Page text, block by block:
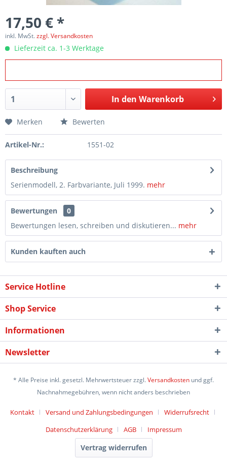
17,50 € *
inkl. MwSt.zzgl. Versandkosten
Lieferzeit ca. 1-3 Werktage
In den Warenkorb
Merken Bewerten
Artikel-Nr.: 1551-02
Beschreibung
Serienmodell, 2. Farbvariante, Juli 1999. mehr
Bewertungen
0
Bewertungen lesen, schreiben und diskutieren... mehr
Kunden kauften auch
Service Hotline
Shop Service
Informationen
Newsletter
* Alle Preise inkl. gesetzl. Mehrwertsteuer zzgl.Versandkosten und ggf.
Nachnahmegebühren, wenn nicht anders beschrieben
Kontakt Versand und Zahlungsbedingungen
Widerrufsrecht
Datenschutzerklärung
AGB Impressum
Vertrag widerrufen